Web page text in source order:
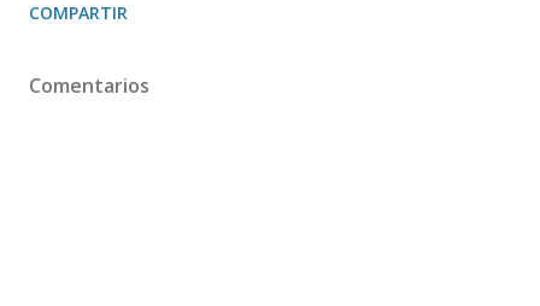
COMPARTIR
Comentarios